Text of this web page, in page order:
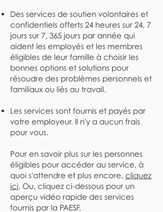
Des services de soutien volontaires et
confidentiels offerts 24 heures sur 24, 7
jours sur 7, 365 jours par année qui
aident les employés et les membres
éligibles de leur famille à choisir les
bonnes options et solutions pour
résoudre des problèmes personnels et
familiaux ou liés au travail.
Les services sont fournis et payés par
votre employeur. Il n'y a aucun frais
pour vous.
Pour en savoir plus sur les personnes
éligibles pour accéder au service, à
quoi s'attendre et plus encore, cliquez
ici. Ou, cliquez ci-dessous pour un
aperçu vidéo rapide des services
fournis par la PAESF.